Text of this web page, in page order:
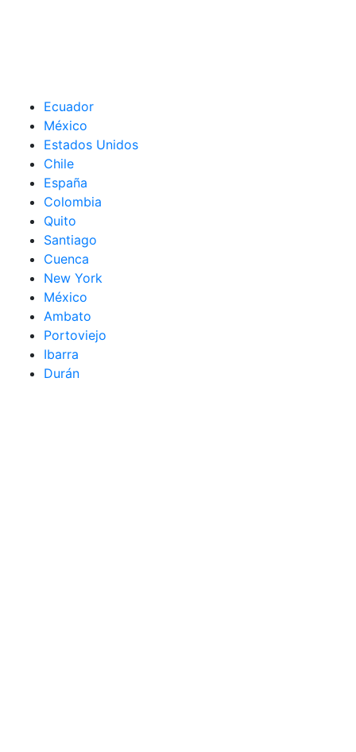
Ecuador
México
Estados Unidos
Chile
España
Colombia
Quito
Santiago
Cuenca
New York
México
Ambato
Portoviejo
Ibarra
Durán